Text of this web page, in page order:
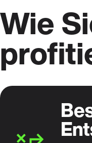
Wie